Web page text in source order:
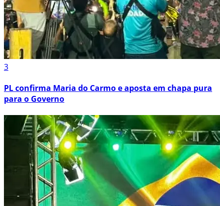
3
PL confirma Maria do Carmo e aposta em chapa pura
para o Governo